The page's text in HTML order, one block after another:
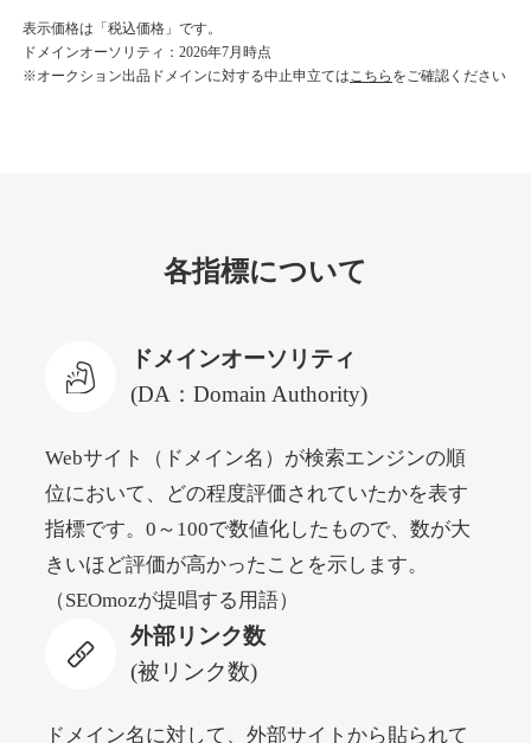
korean-beautyshop.com
ジャンルその他
詳細を見る
newyorktodaylive.com
DA53 外部リンク数 430 ドメイン年齢
詳細を見る
dog-life-jacket.com
ジャンルその他
外部リンク数393
入札 0件
表示価格は「税込価格」です。
ドメインオーソリティ：2026年7月時点
※オークション出品ドメインに対する中止申立てはこちら をご確認ください
各指標について
ドメインオーソリティ
(DA：Domain Authority)
Webサイト（ドメイン名）が検索エンジンの順
位において、どの程度評価されていたかを表す
指標です。0～100で数値化したもので、数が大
きいほど評価が高かったことを示します。
（SEOmozが提唱する用語）
外部リンク数
(被リンク数)
ドメイン名に対して、外部サイトから貼られて